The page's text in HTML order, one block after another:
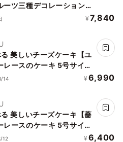
ーツ三種デコレーション
ームショートケーキ 5号
¥ 7,840
美しいチーズケーキ【ユ
レースのケーキ 5号サイ
14 ¥ 6,990
美しいチーズケーキ【薔
レースのケーキ 5号サイズ
12 ¥ 6,400